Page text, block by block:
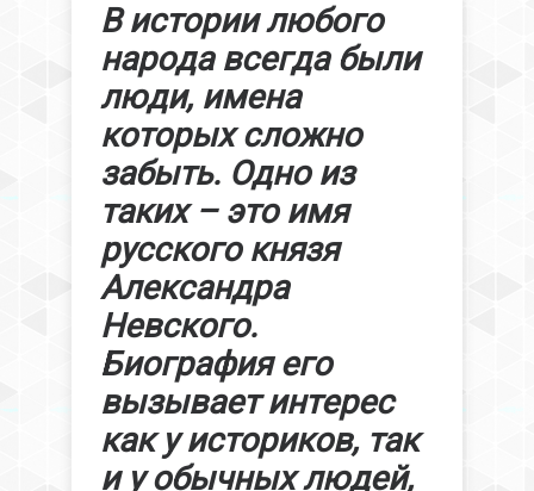
В истории любого
народа всегда были
люди, имена
которых сложно
забыть. Одно из
таких – это имя
русского князя
Александра
Невского.
Биография его
вызывает интерес
как у историков, так
и у обычных людей,